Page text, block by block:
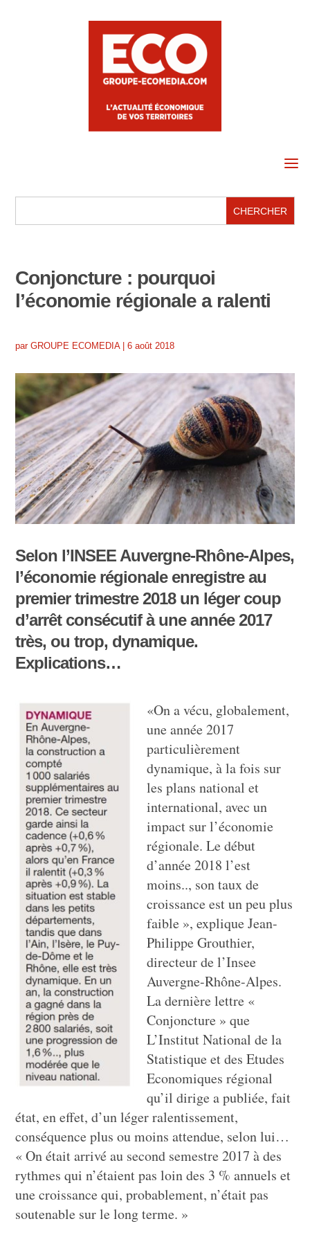
a
Conjoncture : pourquoi
l’économie régionale a ralenti
parGROUPE ECOMEDIA|6 août 2018
Selon l’INSEE Auvergne-Rhône-Alpes,
l’économie régionale enregistre au
premier trimestre 2018 un léger coup
d’arrêt consécutif à une année 2017
très, ou trop, dynamique.
Explications…
«On a vécu, globalement,
une année 2017
particulièrement
dynamique, à la fois sur
les plans national et
international, avec un
impact sur l’économie
régionale. Le début
d’année 2018 l’est
moins.., son taux de
croissance est un peu plus
faible », explique Jean-
Philippe Grouthier,
directeur de l’Insee
Auvergne-Rhône-Alpes.
La dernière lettre «
Conjoncture » que
L’Institut National de la
Statistique et des Etudes
Economiques régional
qu’il dirige a publiée, fait
état, en effet, d’un léger ralentissement,
conséquence plus ou moins attendue, selon lui…
« On était arrivé au second semestre 2017 à des
rythmes qui n’étaient pas loin des 3 % annuels et
une croissance qui, probablement, n’était pas
soutenable sur le long terme. »